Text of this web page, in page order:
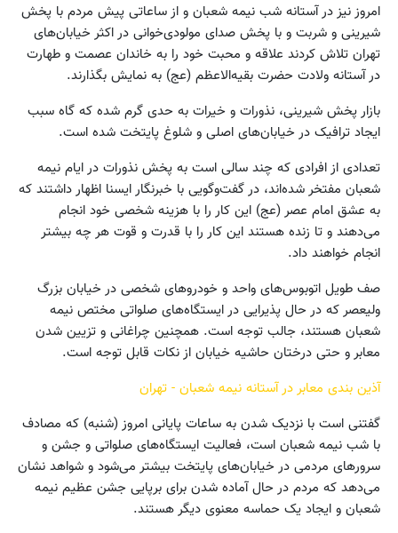
امروز نیز در آستانه شب نیمه شعبان و از ساعاتی پیش مردم با پخش
شیرینی و شربت و با پخش صدای مولودی‌خوانی در اکثر خیابان‌های
تهران تلاش کردند علاقه و محبت خود را به خاندان عصمت و طهارت
در آستانه ولادت حضرت بقیه‌الاعظم (عج) به نمایش بگذارند.
بازار پخش شیرینی، نذورات و خیرات به حدی گرم شده که گاه سبب
ایجاد ترافیک در خیابان‌های اصلی و شلوغ پایتخت شده است.
تعدادی از افرادی که چند سالی است به پخش نذورات در ایام نیمه
شعبان مفتخر شده‌اند، در گفت‌وگویی با خبرنگار ایسنا اظهار داشتند که
به عشق امام عصر (عج) این کار را با هزینه شخصی خود انجام
می‌دهند و تا زنده هستند این کار را با قدرت و قوت هر چه بیشتر
انجام خواهند داد.
صف طویل اتوبوس‌های واحد و خودروهای شخصی در خیابان بزرگ
ولیعصر که در حال پذیرایی در ایستگاه‌های صلواتی مختص نیمه
شعبان هستند، جالب توجه است. همچنین چراغانی و تزیین شدن
معابر و حتی درختان حاشیه خیابان از نکات قابل توجه است.
آذین بندی معابر در آستانه نیمه شعبان - تهران
گفتنی است با نزدیک شدن به ساعات پایانی امروز (شنبه) که مصادف
با شب نیمه شعبان است، فعالیت ایستگاه‌های صلواتی و جشن و
سرورهای مردمی در خیابان‌های پایتخت بیشتر می‌شود و شواهد نشان
می‌دهد که مردم در حال آماده شدن برای برپایی جشن عظیم نیمه
شعبان و ایجاد یک حماسه معنوی دیگر هستند.